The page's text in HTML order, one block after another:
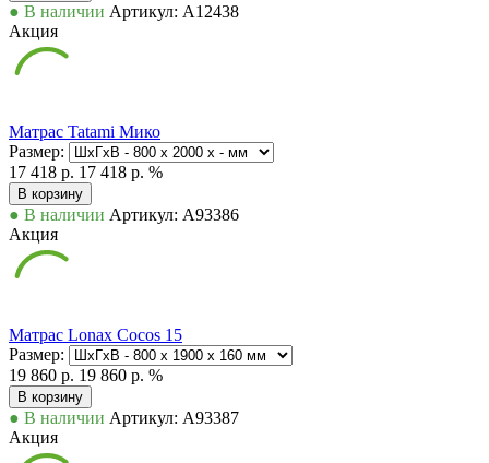
● В наличии Артикул: А12438
Акция
Матрас Tatami Мико
Размер:
17 418 р. 17 418 р. %
В корзину
● В наличии Артикул: А93386
Акция
Матрас Lonax Cocos 15
Размер:
19 860 р. 19 860 р. %
В корзину
● В наличии Артикул: А93387
Акция